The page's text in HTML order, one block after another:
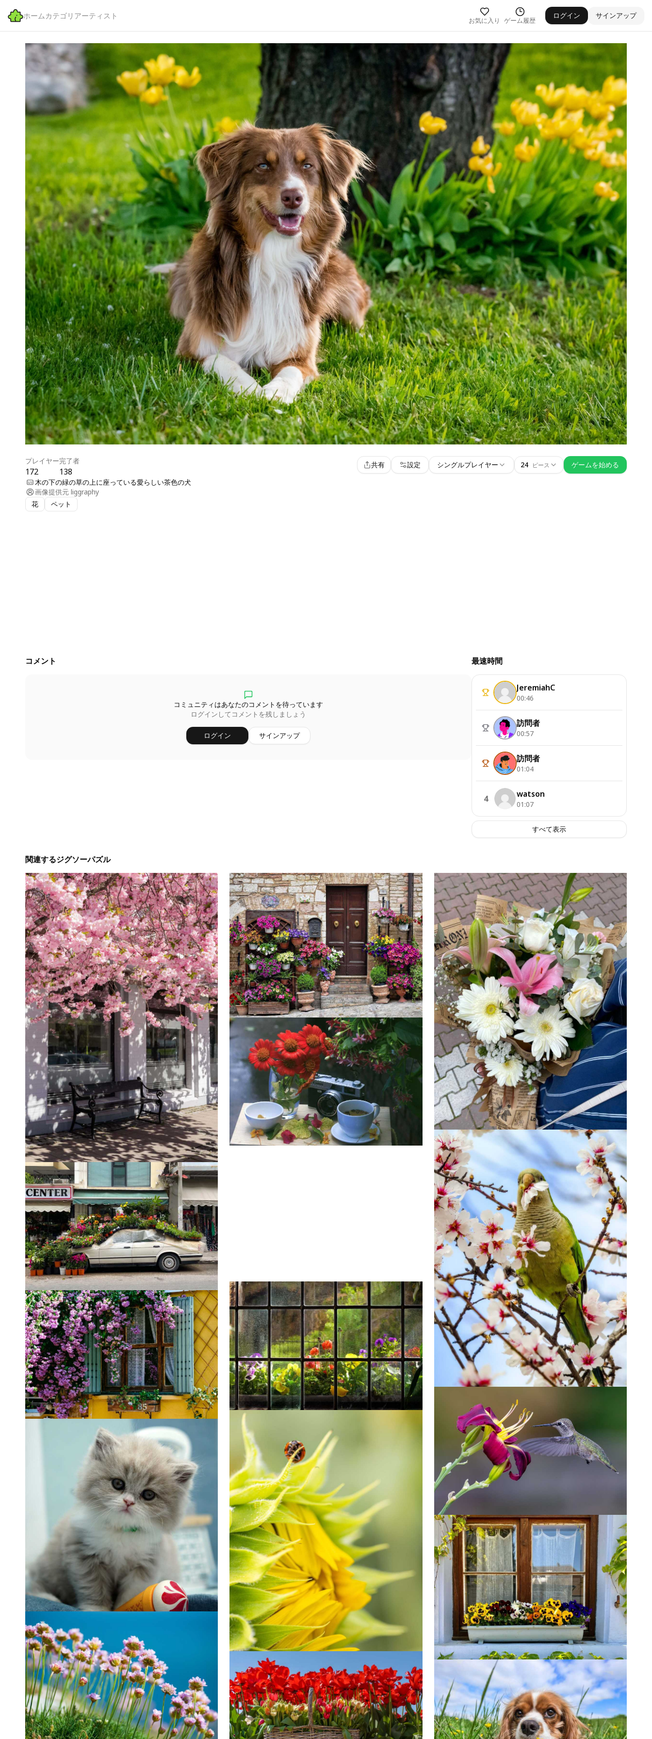
ホームカテゴリ アーティスト お気に入り ゲーム履歴
ログイン サインアップ
プレイヤー
172
完了者
138
共有 設定 シングルプレイヤー 24 ピース
ゲームを始める
木の下の緑の草の上に座っている愛らしい茶色の犬
画像提供元 liggraphy
花
ペット
コメント
コミュニティはあなたのコメントを待っています
ログインしてコメントを残しましょう
ログイン サインアップ
最速時間
JeremiahC
00:46
訪問者
00:57
訪問者
01:04
4 watson
01:07
すべて表示
関連するジグソーパズル